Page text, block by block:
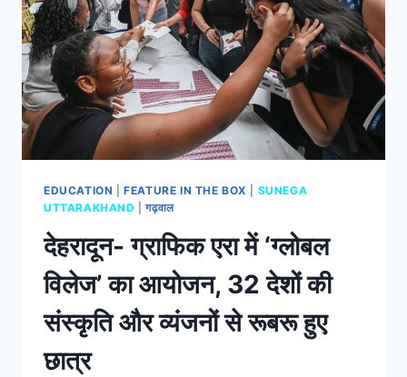
EDUCATION |FEATURE IN THE BOX
SUNEGA
UTTARAKHAND
|गढ़वाल
देहरादून- ग्राफिक एरा में ‘ग्लोबल
विलेज’ का आयोजन, 32 देशों की
संस्कृति और व्यंजनों से रूबरू हुए
छात्र